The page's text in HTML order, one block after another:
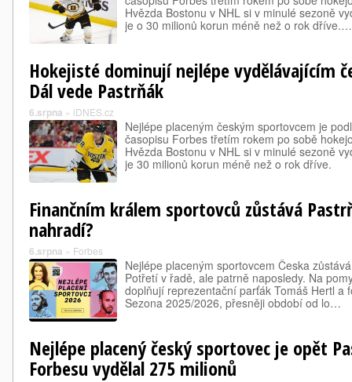
Hvězda Bostonu v NHL si v minulé sezoně
je o 30 milionů korun méně než o rok dříve.…
Hokejisté dominují nejlépe vydělávajícím
Dál vede Pastrňák
6.srpna » iDNES.cz
Nejlépe placeným českým sportovcem je
časopisu Forbes třetím rokem po sobě
Hvězda Bostonu v NHL si v minulé sezoně
je 30 milionů korun méně než o rok dříve.
Finančním králem sportovců zůstává
nahradí?
6.srpna » Forbes
Nejlépe placeným sportovcem Česka
Potřetí v řadě, ale patrně naposledy. Na
doplňují reprezentační parťák Tomáš Hertl a
Sezona 2025/2026, přesněji období od lo…
Nejlépe placený český sportovec je opět
Forbesu vydělal 275 milionů